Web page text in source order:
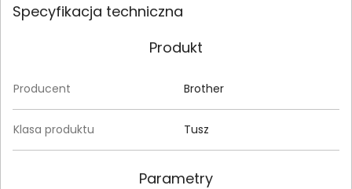
Specyfikacja techniczna
Produkt
Producent Brother
Klasa produktu Tusz
Parametry